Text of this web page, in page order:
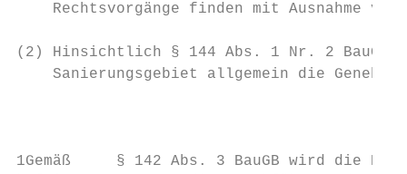
Rechtsvorgänge finden mit Ausnahme
(2) Hinsichtlich § 144 Abs. 1 Nr. 2 BauGB
Sanierungsgebiet allgemein die
1Gemäß     § 142 Abs. 3 BauGB wird die